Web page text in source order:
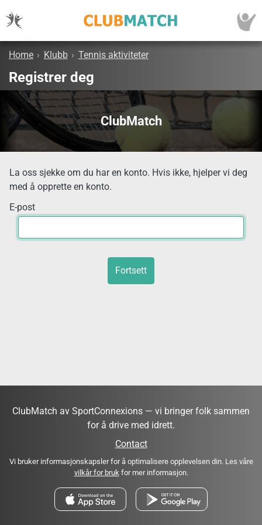
Home › Klubb › Tennis aktiviteter
Registrer deg
ClubMatch
La oss sjekke om du har en konto. Hvis ikke, hjelper vi deg
med å opprette en konto.
E-post
Fortsett
ClubMatch av SportConnexions — vi bringer folk sammen
for å drive med idrett.
Contact
Vi bruker informasjonskapsler for å optimalisere opplevelsen din. Les våre
vilkår for brukfor mer informasjon.